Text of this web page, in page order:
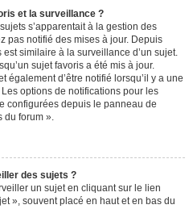
et la surveillance ?
s’apparentait à la gestion des
pas notifié des mises à jour. Depuis
similaire à la surveillance d’un sujet.
sujet favoris a été mis à jour.
d’être notifié lorsqu’il y a une
options de notifications pour les
configurées depuis le panneau de
du forum ».
des sujets ?
un sujet en cliquant sur le lien
», souvent placé en haut et en bas du